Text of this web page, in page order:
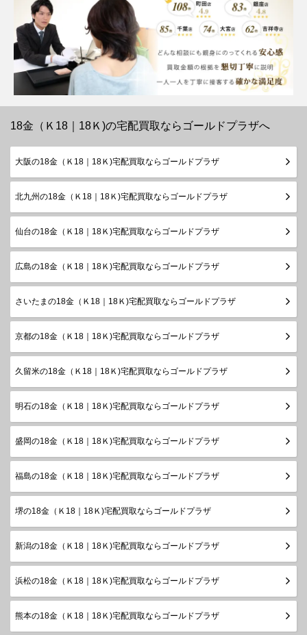
18金（Ｋ18｜18Ｋ)の宅配買取ならゴールドプラザへ
大阪の18金（Ｋ18｜18Ｋ)宅配買取ならゴールドプラザ
北九州の18金（Ｋ18｜18Ｋ)宅配買取ならゴールドプラザ
仙台の18金（Ｋ18｜18Ｋ)宅配買取ならゴールドプラザ
広島の18金（Ｋ18｜18Ｋ)宅配買取ならゴールドプラザ
さいたまの18金（Ｋ18｜18Ｋ)宅配買取ならゴールドプラザ
京都の18金（Ｋ18｜18Ｋ)宅配買取ならゴールドプラザ
久留米の18金（Ｋ18｜18Ｋ)宅配買取ならゴールドプラザ
明石の18金（Ｋ18｜18Ｋ)宅配買取ならゴールドプラザ
盛岡の18金（Ｋ18｜18Ｋ)宅配買取ならゴールドプラザ
福島の18金（Ｋ18｜18Ｋ)宅配買取ならゴールドプラザ
堺の18金（Ｋ18｜18Ｋ)宅配買取ならゴールドプラザ
新潟の18金（Ｋ18｜18Ｋ)宅配買取ならゴールドプラザ
浜松の18金（Ｋ18｜18Ｋ)宅配買取ならゴールドプラザ
熊本の18金（Ｋ18｜18Ｋ)宅配買取ならゴールドプラザ